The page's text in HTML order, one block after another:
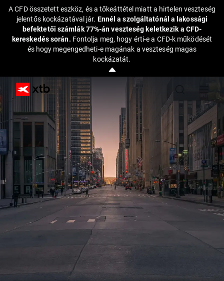
A CFD összetett eszköz, és a tőkeáttétel miatt a hirtelen veszteség
jelentős kockázatával jár. Ennél a szolgáltatónál a lakossági
befektetői számlák 77%-án veszteség keletkezik a CFD-
kereskedés során. Fontolja meg, hogy érti-e a CFD-k működését
és hogy megengedheti-e magának a veszteség magas
kockázatát.